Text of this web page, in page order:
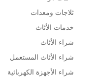
ثلاجات ومعدات
خدمات الأثاث
شراء الأثاث
شراء الأثاث المستعمل
شراء الأجهزة الكهربائية